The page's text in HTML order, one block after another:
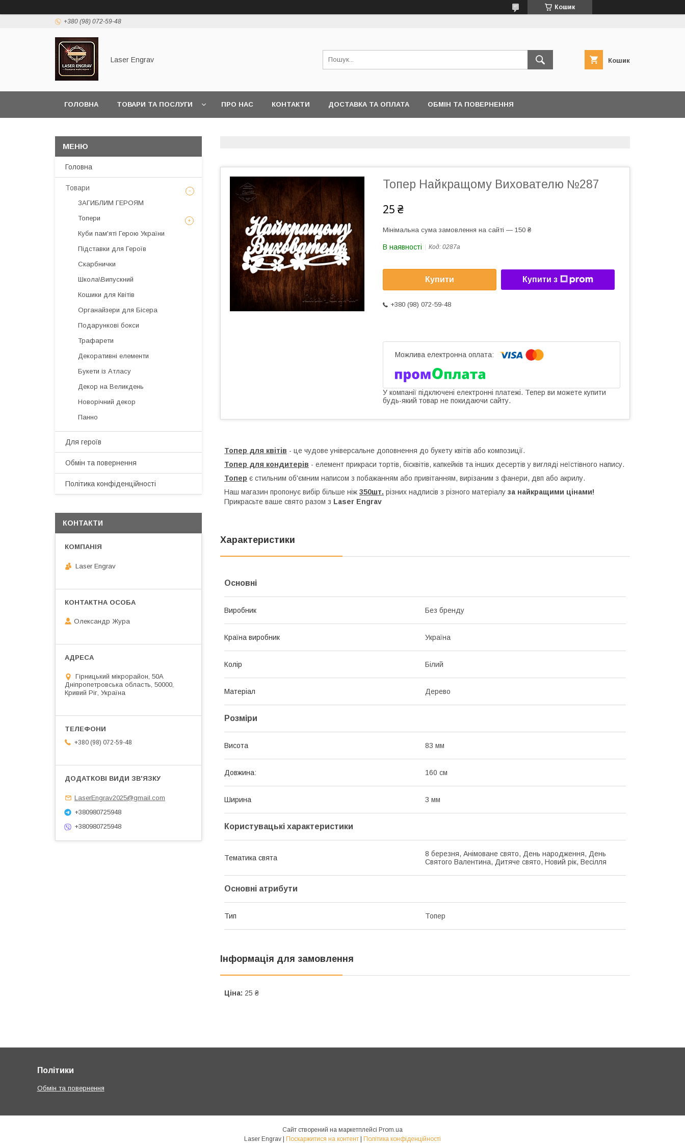
Кошик
+380 (98) 072-59-48
Laser Engrav Кошик
ГОЛОВНА ТОВАРИ ТА ПОСЛУГИ ПРО НАС КОНТАКТИ ДОСТАВКА ТА ОПЛАТА ОБМІН ТА ПОВЕРНЕННЯ
Топер Найкращому Вихователю №287
25 ₴
Мінімальна сума замовлення на сайті — 150 ₴
В наявності Код: 0287a
Купити Купити з
+380 (98) 072-59-48
У компанії підключені електронні платежі. Тепер ви можете купити
будь-який товар не покидаючи сайту.
Топер для квітів - це чудове універсальне доповнення до букету квітів або композиції.
Топер для кондитерів - елемент прикраси тортів, бісквітів, капкейків та інших десертів у вигляді неїстівного напису.
Топер є стильним об'ємним написом з побажанням або привітанням, вирізаним з фанери, двп або акрилу.
Наш магазин пропонує вибір більше ніж 350шт. різних надписів з різного матеріалу за найкращими цінами!
Прикрасьте ваше свято разом з Laser Engrav
Характеристики
Основні
Виробник Без бренду
Країна виробник Україна
Колір Білий
Матеріал Дерево
Розміри
Висота 83 мм
Довжина: 160 см
Ширина 3 мм
Користувацькі характеристики
Тематика свята
8 березня, Анімоване свято, День народження, День
Святого Валентина, Дитяче свято, Новий рік, Весілля
Основні атрибути
Тип Топер
Інформація для замовлення
Ціна: 25 ₴
Головна
Товари
ЗАГИБЛИМ ГЕРОЯМ
Топери
Куби пам'яті Герою України
Підставки для Героїв
Скарбнички
Школа\Випускний
Кошики для Квітів
Органайзери для Бісера
Подарункові бокси
Трафарети
Декоративні елементи
Букети із Атласу
Декор на Великдень
Новорічний декор
Панно
Для героїв
Обмін та повернення
Політика конфіденційності
КОНТАКТИ
Laser Engrav
Олександр Жура
Гірницький мікрорайон, 50А
Дніпропетровська область, 50000,
Кривий Ріг, Україна
+380 (98) 072-59-48
LaserEngrav2025@gmail.com
+380980725948
+380980725948
Політики
Обмін та повернення
Сайт створений на маркетплейсі Prom.ua
Поскаржитися на контент Політика конфіденційності